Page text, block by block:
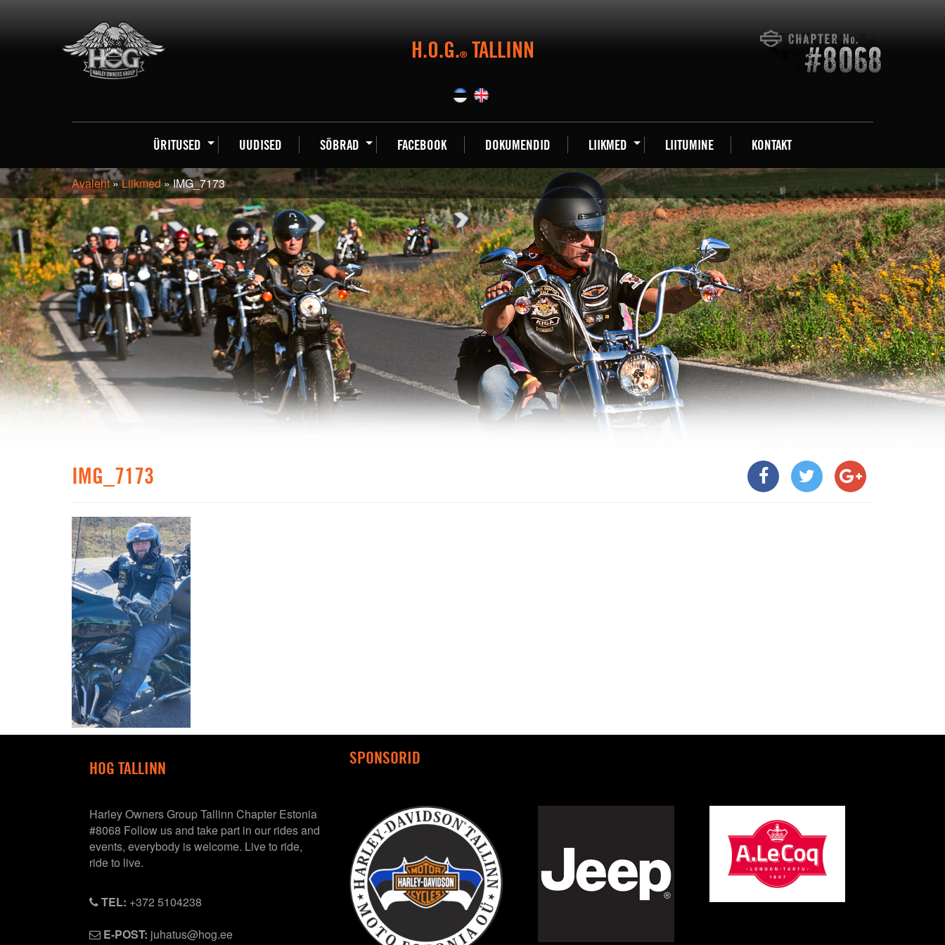
H.O.G.®TALLINN
ÜRITUSED UUDISED SÕBRAD FACEBOOK DOKUMENDID LIIKMED LIITUMINE KONTAKT
Avaleht»Liikmed»IMG_7173
IMG_7173
HOG TALLINN
Harley Owners Group Tallinn Chapter Estonia
#8068 Follow us and take part in our rides and
events, everybody is welcome. Live to ride,
ride to live.
TEL: +372 5104238
E-POST: juhatus@hog.ee
SPONSORID